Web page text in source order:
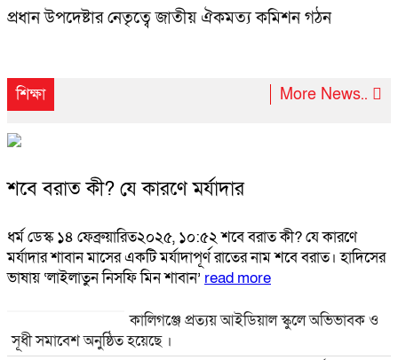
প্রধান উপদেষ্টার নেতৃত্বে জাতীয় ঐকমত্য কমিশন গঠন
শিক্ষা More News..
শবে বরাত কী? যে কারণে মর্যাদার
ধর্ম ডেস্ক ১৪ ফেব্রুয়ারিত২০২৫, ১০:৫২ শবে বরাত কী? যে কারণে
মর্যাদার শাবান মাসের একটি মর্যাদাপূর্ণ রাতের নাম শবে বরাত। হাদিসের
ভাষায় ‘লাইলাতুন নিসফি মিন শাবান’ read more
কালিগঞ্জে প্রত্যয় আইডিয়াল স্কুলে অভিভাবক ও
সূধী সমাবেশ অনুষ্ঠিত হয়েছে ।